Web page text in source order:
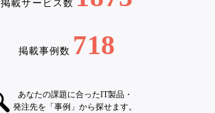
掲載サービス数
掲載事例数 718
あなたの課題に合ったIT製品・
発注先を「事例」から探せます。